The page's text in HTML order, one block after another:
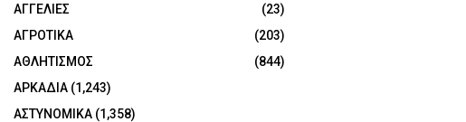
ΑΓΓΕΛΙΕΣ
(23)
ΑΓΡΟΤΙΚΑ
(203)
ΑΘΛΗΤΙΣΜΟΣ
(844)
ΑΡΚΑΔΙΑ (1,243)
ΑΣΤΥΝΟΜΙΚΑ (1,358)